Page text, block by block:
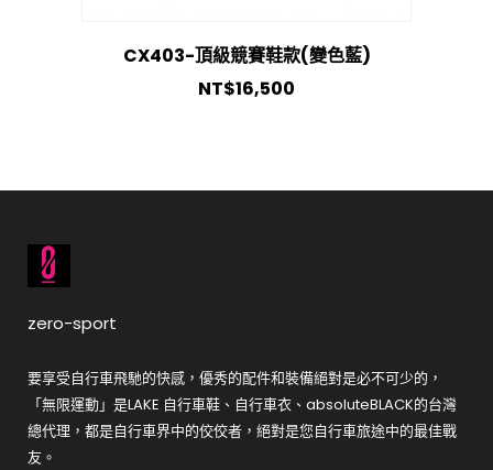
CX403-頂級競賽鞋款(變色藍)
NT$16,500
zero-sport
要享受自行車飛馳的快感，優秀的配件和裝備絕對是必不可少的，
「無限運動」是LAKE 自行車鞋、自行車衣、absoluteBLACK的台灣
總代理，都是自行車界中的佼佼者，絕對是您自行車旅途中的最佳戰
友。